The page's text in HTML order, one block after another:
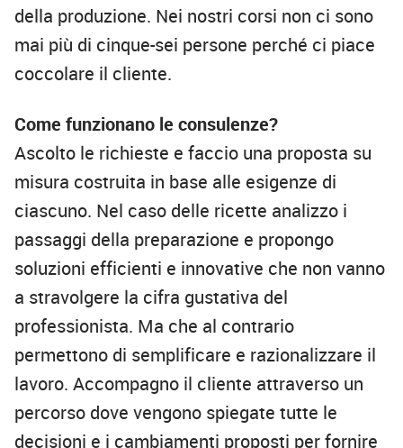
della produzione. Nei nostri corsi non ci sono
mai più di cinque-sei persone perché ci piace
coccolare il cliente.
Come funzionano le consulenze?
Ascolto le richieste e faccio una proposta su
misura costruita in base alle esigenze di
ciascuno. Nel caso delle ricette analizzo i
passaggi della preparazione e propongo
soluzioni efficienti e innovative che non vanno
a stravolgere la cifra gustativa del
professionista. Ma che al contrario
permettono di semplificare e razionalizzare il
lavoro. Accompagno il cliente attraverso un
percorso dove vengono spiegate tutte le
decisioni e i cambiamenti proposti per fornire